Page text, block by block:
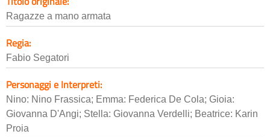
Ragazze a mano armata
Regia:
Fabio Segatori
Personaggi e Interpreti:
Nino: Nino Frassica; Emma: Federica De Cola; Gioia:
Giovanna D'Angi; Stella: Giovanna Verdelli; Beatrice: Karin
Proia